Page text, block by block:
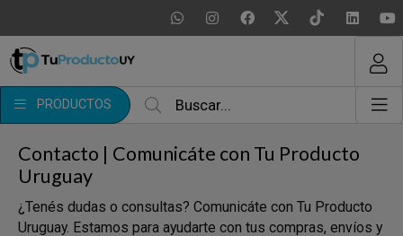
PRODUCTOS
MI COMPRA
Contacto | Comunicáte con Tu Producto
Uruguay
¿Tenés dudas o consultas? Comunicáte con Tu Producto
Uruguay. Estamos para ayudarte con tus compras, envíos y